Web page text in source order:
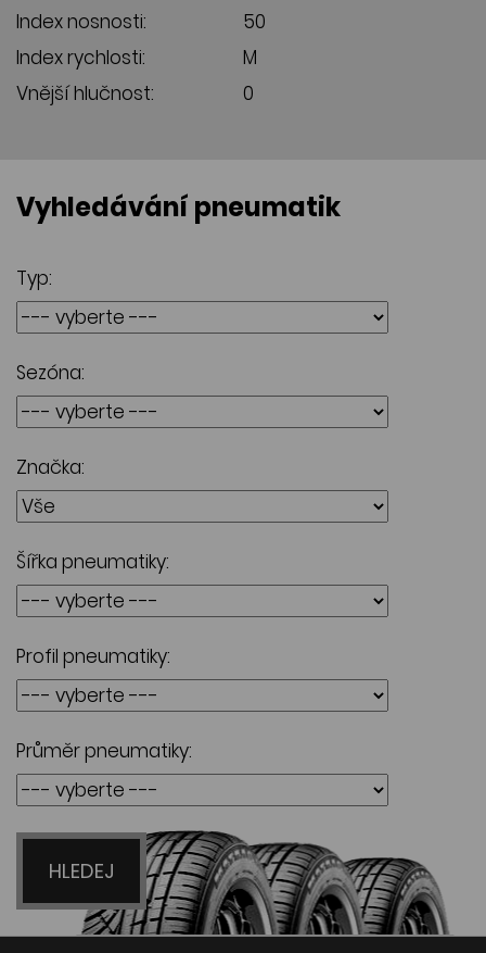
Index nosnosti:
50
Index rychlosti:
M
Vnější hlučnost:
0
Vyhledávání pneumatik
Typ:
Sezóna:
Značka:
Šířka pneumatiky:
Profil pneumatiky:
Průměr pneumatiky:
HLEDEJ